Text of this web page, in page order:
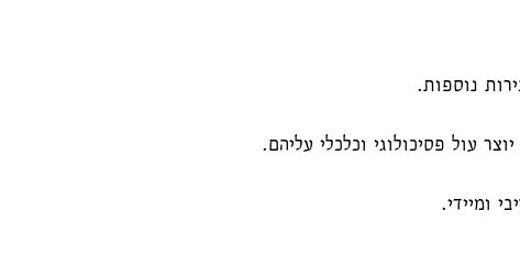
נוספות.
עול פסיכולוגי וכלכלי עליהם.
ומיידי.